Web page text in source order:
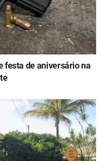
festa de aniversário na